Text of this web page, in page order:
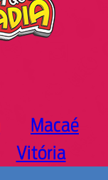
Macaé
Vitória